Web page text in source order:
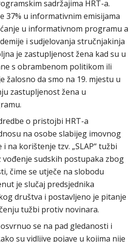
sadržajima HRT-a.
37% u informativnim emisijama
u informativnom programu a
i sudjelovanja stručnjakinja
je zastupljenost žena kad su u
s obrambenom politikom ili
žalosno da smo na 19. mjestu u
zastupljenost žena u
o pristojbi HRT-a
na osobe slabijeg imovnog
na korištenje tzv. „SLAP“ tužbi
sudskih postupaka zbog
čime se utječe na slobodu
je slučaj predsjednika
društva i postavljeno je pitanje
tužbi protiv novinara.
se na pad gledanosti i
su vidljive pojave u kojima nije